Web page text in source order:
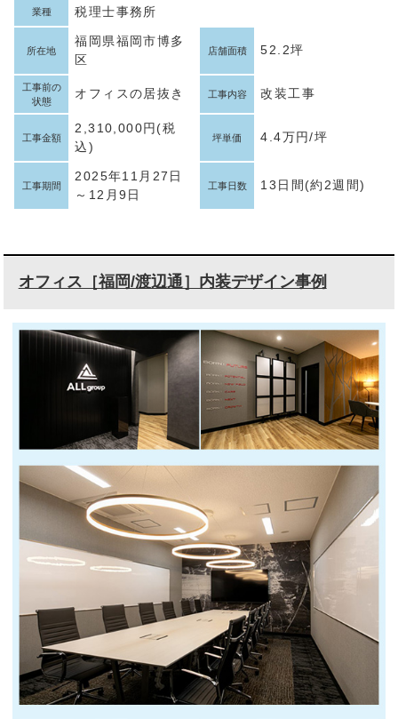
業種 税理士事務所
所在地
福岡県福岡市博多
区
店舗面積 52.2坪
工事前の
状態
オフィスの居抜き 工事内容 改装工事
工事金額
2,310,000円(税
込)
坪単価 4.4万円/坪
工事期間
2025年11月27日
～12月9日
工事日数 13日間(約2週間)
オフィス［福岡/渡辺通］内装デザイン事例